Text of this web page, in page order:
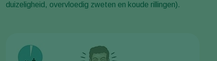
duizeligheid, overvloedig zweten en koude rillingen).